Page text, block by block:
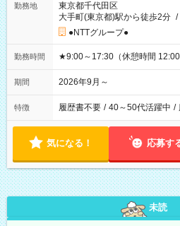
勤務地
東京都千代田区
大手町(東京都)駅から徒歩2分 /
●NTTグループ●
勤務時間 ★9:00～17:30（休憩時間 12:00
期間 2026年9月～
特徴 履歴書不要 / 40～50代活躍中 /
気になる！ 応募す
未読